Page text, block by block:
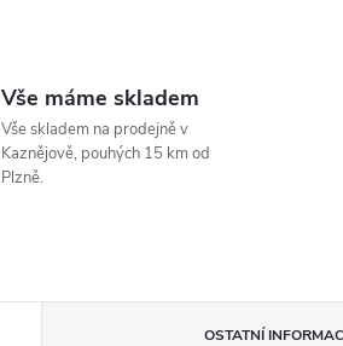
Vše máme skladem
Vše skladem na prodejně v
Kaznějově, pouhých 15 km od
Plzně.
OSTATNÍ